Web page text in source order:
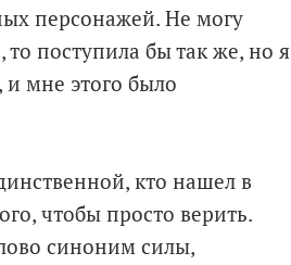
персонажей. Не могу
то поступила бы так же, но я
и мне этого было
кто нашел в
чтобы просто верить.
синоним силы,